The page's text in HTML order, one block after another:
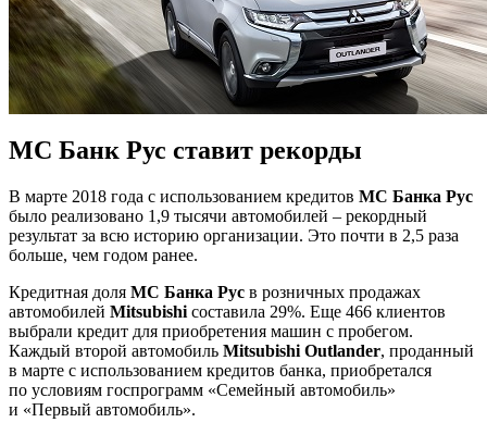
МС Банк Рус ставит рекорды
В марте 2018 года с использованием кредитов МС Банка Рус
было реализовано 1,9 тысячи автомобилей – рекордный
результат за всю историю организации. Это почти в 2,5 раза
больше, чем годом ранее.
Кредитная доля МС Банка Рус в розничных продажах
автомобилей Mitsubishi составила 29%. Еще 466 клиентов
выбрали кредит для приобретения машин с пробегом.
Каждый второй автомобиль Mitsubishi Outlander, проданный
в марте с использованием кредитов банка, приобретался
по условиям госпрограмм «Семейный автомобиль»
и «Первый автомобиль».